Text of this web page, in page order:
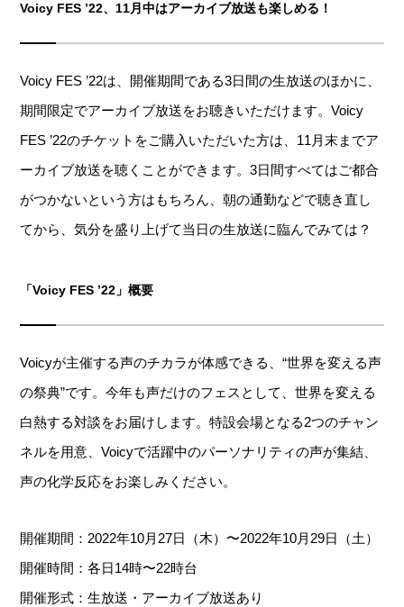
Voicy FES ’22、11月中はアーカイブ放送も楽しめる！
Voicy FES ’22は、開催期間である3日間の生放送のほかに、
期間限定でアーカイブ放送をお聴きいただけます。Voicy
FES ’22のチケットをご購入いただいた方は、11月末までア
ーカイブ放送を聴くことができます。3日間すべてはご都合
がつかないという方はもちろん、朝の通勤などで聴き直し
てから、気分を盛り上げて当日の生放送に臨んでみては？
「Voicy FES ’22」概要
Voicyが主催する声のチカラが体感できる、“世界を変える声
の祭典”です。今年も声だけのフェスとして、世界を変える
白熱する対談をお届けします。特設会場となる2つのチャン
ネルを用意、Voicyで活躍中のパーソナリティの声が集結、
声の化学反応をお楽しみください。
開催期間：2022年10月27日（木）〜2022年10月29日（土）
開催時間：各日14時〜22時台
開催形式：生放送・アーカイブ放送あり